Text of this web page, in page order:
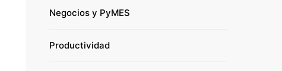
Negocios y PyMES
Productividad